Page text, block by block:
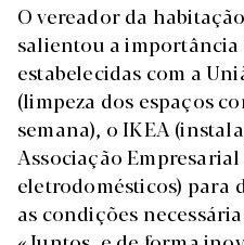
O vereador da
salientou a importância
estabelecidas com a
(limpeza dos espaços
semana), o IKEA
Associação
eletrodomésticos) para
as condições